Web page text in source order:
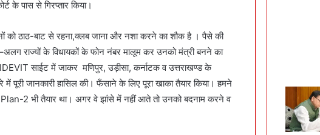
के पास से गिरप्तार किया।
को ठाठ-बाट से रहना,क्लब जाना और नशा करने का शौक है । पैसे की
राज्यों के विधायकों के फोन नंबर मालूम कर उनको मंत्री बनने का
साईट में जाकर मणिपुर, उड़ीसा, कर्नाटक व उत्तराखण्ड के
में पूरी जानकारी हासिल की। फँसाने के लिए पूरा खाका तैयार किया। हमने
2 भी तैयार था। अगर वे झांसे में नहीं आते तो उनको बदनाम करने व